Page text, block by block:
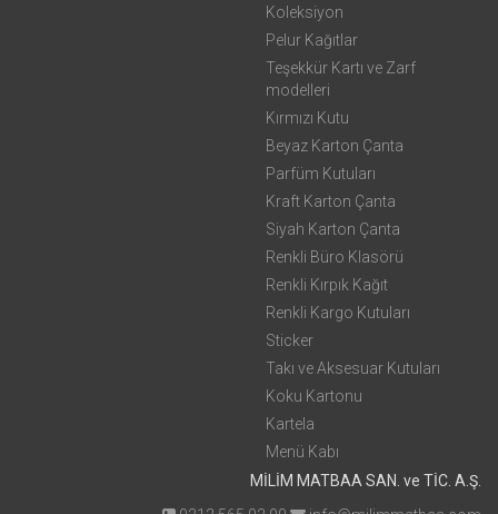
Koleksiyon
Pelur Kağıtlar
Teşekkür Kartı ve Zarf
modelleri
Kırmızı Kutu
Beyaz Karton Çanta
Parfüm Kutuları
Kraft Karton Çanta
Siyah Karton Çanta
Renkli Büro Klasörü
Renkli Kırpık Kağıt
Renkli Kargo Kutuları
Sticker
Takı ve Aksesuar Kutuları
Koku Kartonu
Kartela
Menü Kabı
MİLİM MATBAA SAN. ve TİC. A.Ş.